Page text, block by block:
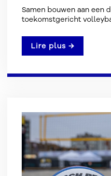
Samen bouwen aan een
toekomstgericht
Lire plus →